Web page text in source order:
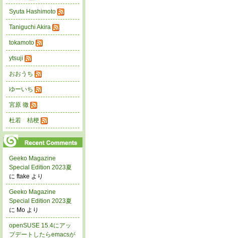
Syuta Hashimoto
Taniguchi Akira
tokamoto
ytsuji
おおうち
ゆーいち
宮原 徹
杜若 桔梗
Geeko Magazine
Special Edition 2023夏
に ftake より
Geeko Magazine
Special Edition 2023夏
に Mo より
openSUSE 15.4にアッ
プデートしたらemacsが